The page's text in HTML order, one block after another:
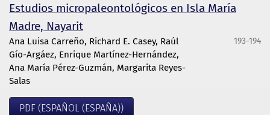
Estudios micropaleontológicos en Isla María
Madre, Nayarit
Ana Luisa Carreño, Richard E. Casey, Raúl
Gío-Argáez, Enrique Martínez-Hernández,
Ana María Pérez-Guzmán, Margarita Reyes-
Salas
193-194
PDF (ESPAÑOL (ESPAÑA))